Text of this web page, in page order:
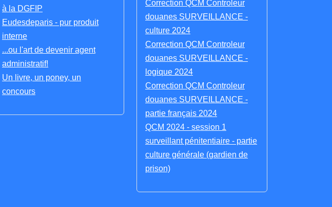
à la DGFIP
Eudesdeparis - pur produit
interne
...ou l'art de devenir agent
administratif!
Un livre, un poney, un
concours
Correction QCM Controleur
douanes SURVEILLANCE -
culture 2024
Correction QCM Controleur
douanes SURVEILLANCE -
logique 2024
Correction QCM Controleur
douanes SURVEILLANCE -
partie français 2024
QCM 2024 - session 1
surveillant pénitentiaire - partie
culture générale (gardien de
prison)